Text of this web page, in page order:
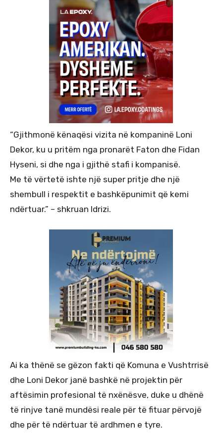
“Gjithmonë kënaqësi vizita në kompaninë Loni
Dekor, ku u pritëm nga pronarët Faton dhe Fidan
Hyseni, si dhe nga i gjithë stafi i kompanisë.
Me të vërtetë ishte një super pritje dhe një
shembull i respektit e bashkëpunimit që kemi
ndërtuar.” – shkruan Idrizi.
Ai ka thënë se gëzon fakti që Komuna e Vushtrrisë
dhe Loni Dekor janë bashkë në projektin për
aftësimin profesional të nxënësve, duke u dhënë
të rinjve tanë mundësi reale për të fituar përvojë
dhe për të ndërtuar të ardhmen e tyre.